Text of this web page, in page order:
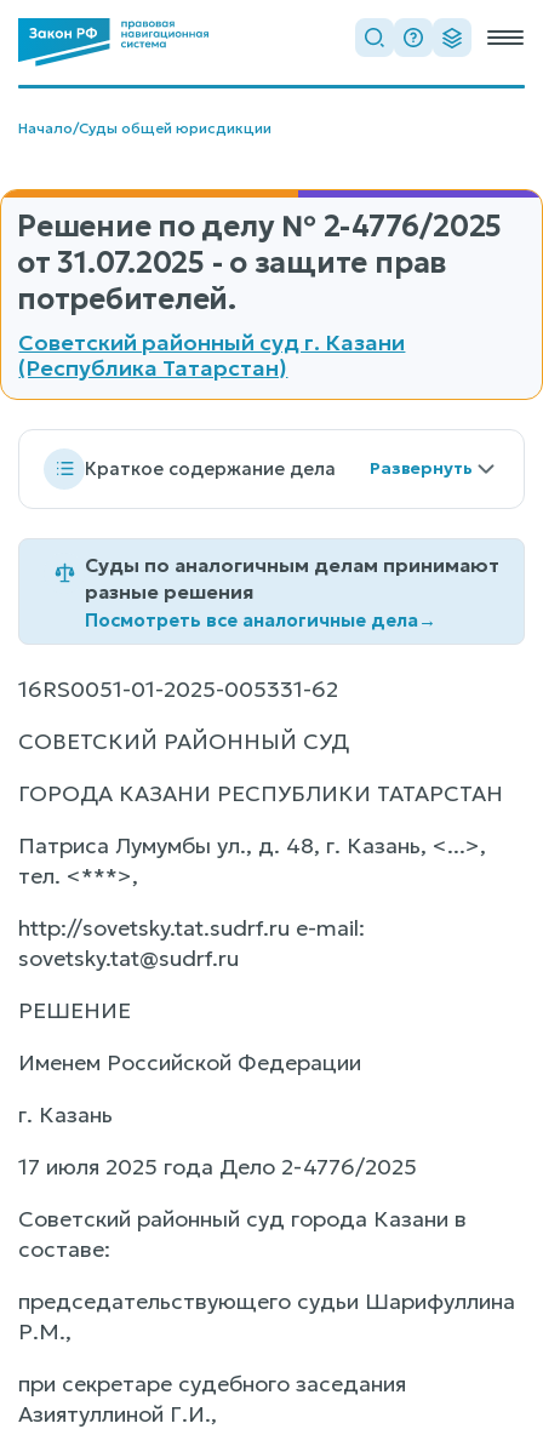
Начало/Суды общей юрисдикции
Решение по делу № 2-4776/2025
от 31.07.2025 - о защите прав
потребителей.
Советский районный суд г. Казани
(Республика Татарстан)
Краткое содержание дела
Суды по аналогичным делам принимают
разные решения
Посмотреть все аналогичные дела→
16RS0051-01-2025-005331-62
СОВЕТСКИЙ РАЙОННЫЙ СУД
ГОРОДА КАЗАНИ РЕСПУБЛИКИ ТАТАРСТАН
Патриса Лумумбы ул., д. 48, г. Казань, <...>,
тел. <***>,
http://sovetsky.tat.sudrf.ru е-mail:
sovetsky.tat@sudrf.ru
РЕШЕНИЕ
Именем Российской Федерации
г. Казань
17 июля 2025 года Дело 2-4776/2025
Советский районный суд города Казани в
составе:
председательствующего судьи Шарифуллина
Р.М.,
при секретаре судебного заседания
Азиятуллиной Г.И.,